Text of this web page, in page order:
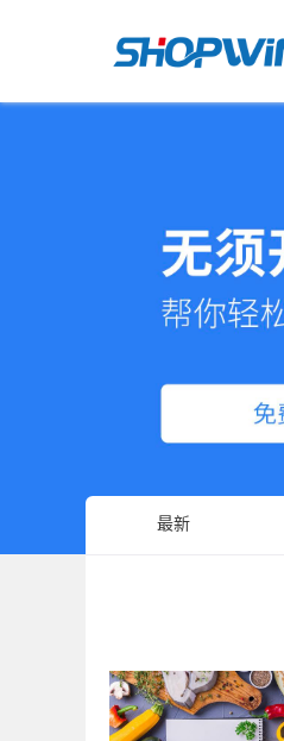
最新